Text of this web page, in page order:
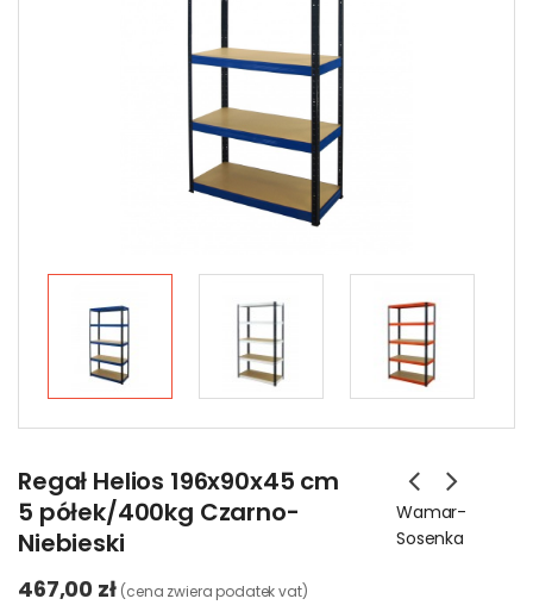
Regał Helios 196x90x45 cm
5 półek/400kg Czarno-
Niebieski
Wamar-
Sosenka
467,00 zł (cena zwiera podatek vat)